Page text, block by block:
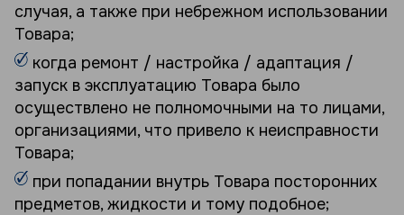
случая, а также при небрежном использовании
Товара;
когда ремонт / настройка / адаптация /
запуск в эксплуатацию Товара было
осуществлено не полномочными на то лицами,
организациями, что привело к неисправности
Товара;
при попадании внутрь Товара посторонних
предметов, жидкости и тому подобное;